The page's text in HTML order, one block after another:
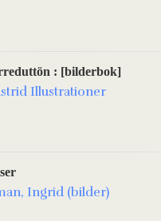
: [bilderbok]
Illustrationer
Ingrid (bilder)